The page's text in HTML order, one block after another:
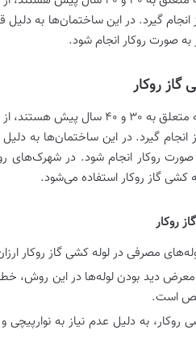
انجام گیرد. در این ساختمان‌ها به
به صورت روکار انجام شود.
گاز روکار
پیش هستند، از
انجام گیرد. در این ساختمان‌ها به
روکار انجام شود. در شهرک‌های
کشی گاز روکار استفاده می‌شود.
روکار
مصرفی در لوله کشی گاز روکار
دید بودن لوله‌ها در این روش،
است.
روکار، به دلیل عدم نیاز به